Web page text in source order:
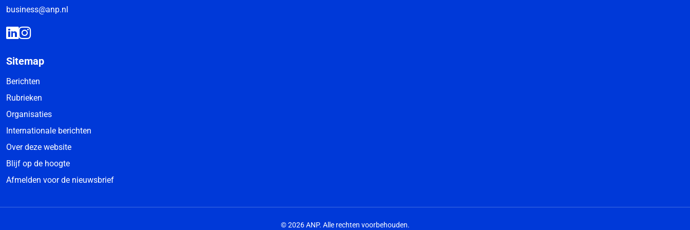
business@anp.nl
Sitemap
Berichten
Rubrieken
Organisaties
Internationale berichten
Over deze website
Blijf op de hoogte
Afmelden voor de nieuwsbrief
© 2026 ANP. Alle rechten voorbehouden.